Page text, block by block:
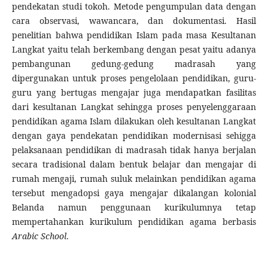
pendekatan studi tokoh. Metode pengumpulan data dengan
cara observasi, wawancara, dan dokumentasi. Hasil
penelitian bahwa pendidikan Islam pada masa Kesultanan
Langkat yaitu telah berkembang dengan pesat yaitu adanya
pembangunan gedung-gedung madrasah yang
dipergunakan untuk proses pengelolaan pendidikan, guru-
guru yang bertugas mengajar juga mendapatkan fasilitas
dari kesultanan Langkat sehingga proses penyelenggaraan
pendidikan agama Islam dilakukan oleh kesultanan Langkat
dengan gaya pendekatan pendidikan modernisasi sehigga
pelaksanaan pendidikan di madrasah tidak hanya berjalan
secara tradisional dalam bentuk belajar dan mengajar di
rumah mengaji, rumah suluk melainkan pendidikan agama
tersebut mengadopsi gaya mengajar dikalangan kolonial
Belanda namun penggunaan kurikulumnya tetap
mempertahankan kurikulum pendidikan agama berbasis
Arabic School.